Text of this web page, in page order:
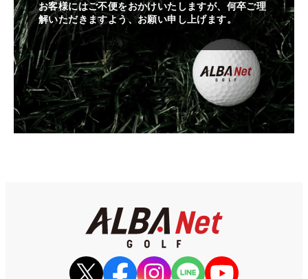
お客様にはご不便をおかけいたしますが、何卒ご理
解いただきますよう、お願い申し上げます。